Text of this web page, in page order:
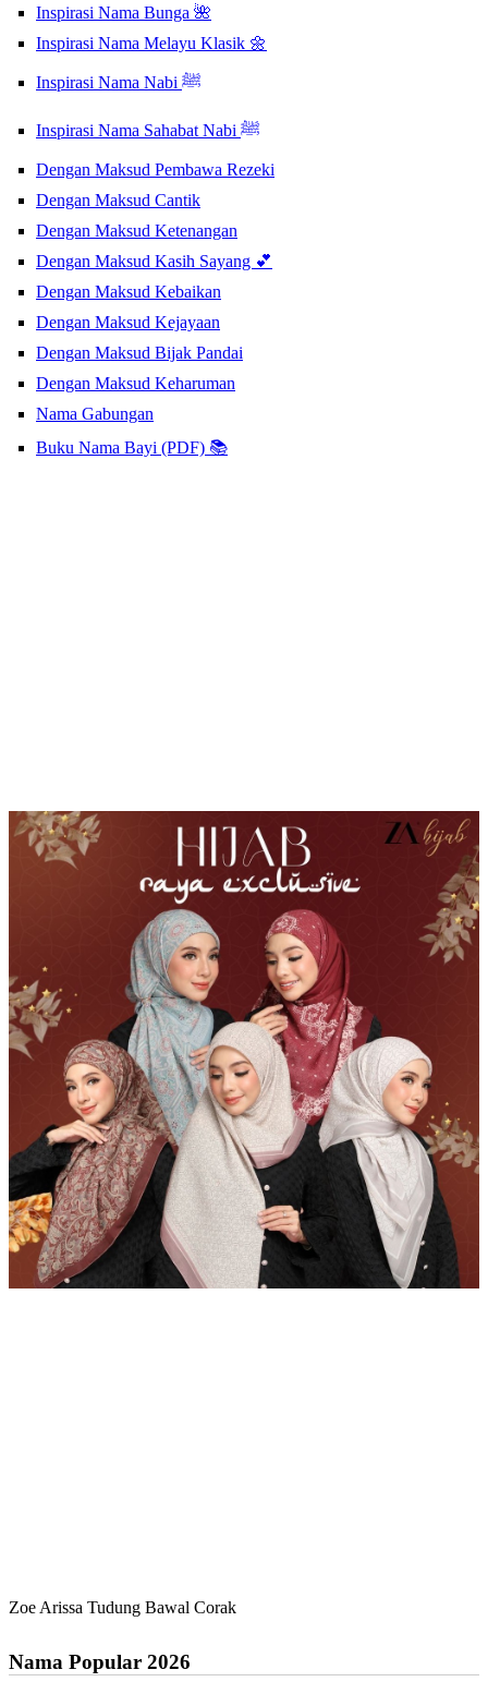
Inspirasi Nama Bunga 🌺
Inspirasi Nama Melayu Klasik 🌼
Inspirasi Nama Nabi ﷺ
Inspirasi Nama Sahabat Nabi ﷺ
Dengan Maksud Pembawa Rezeki
Dengan Maksud Cantik
Dengan Maksud Ketenangan
Dengan Maksud Kasih Sayang 💕
Dengan Maksud Kebaikan
Dengan Maksud Kejayaan
Dengan Maksud Bijak Pandai
Dengan Maksud Keharuman
Nama Gabungan
Buku Nama Bayi (PDF) 📚
Zoe Arissa Tudung Bawal Corak
Nama Popular 2026